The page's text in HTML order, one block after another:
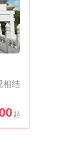
相结